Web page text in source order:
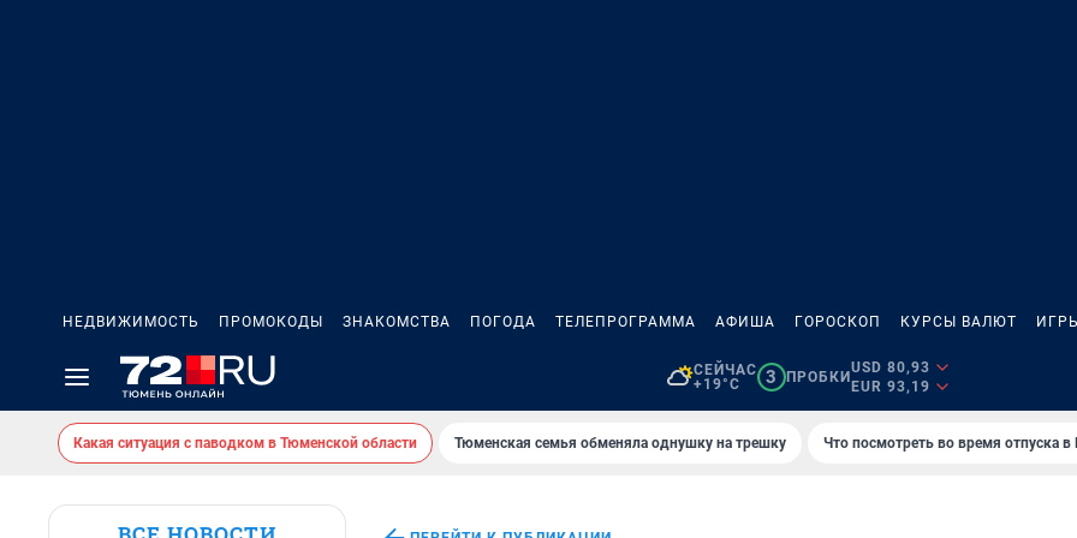
НЕДВИЖИМОСТЬ ПРОМОКОДЫ ЗНАКОМСТВА ПОГОДА ТЕЛЕПРОГРАММА АФИША ГОРОСКОП КУРСЫ ВАЛЮТ ИГРЫ
СЕЙЧАС
+19°C
3 ПРОБКИ
USD 80,93
EUR 93,19
Какая ситуация с паводком в Тюменской области Тюменская семья обменяла однушку на трешку Что посмотреть во время отпуска в